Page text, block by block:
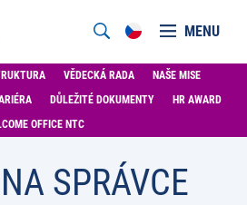
MENU
VĚDECKÁ RADA
NAŠE MISE
DŮLEŽITÉ DOKUMENTY
HR AWARD
OFFICE NTC
SPRÁVCE